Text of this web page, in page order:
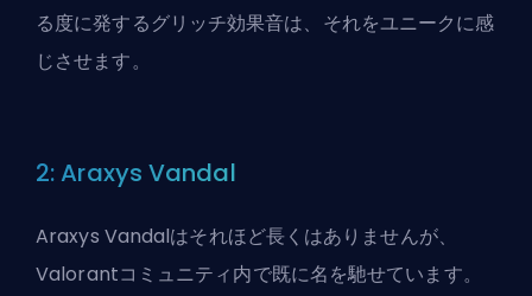
る度に発するグリッチ効果音は、それをユニークに感
じさせます。
2: Araxys Vandal
Araxys Vandalはそれほど長くはありませんが、
Valorantコミュニティ内で既に名を馳せています。